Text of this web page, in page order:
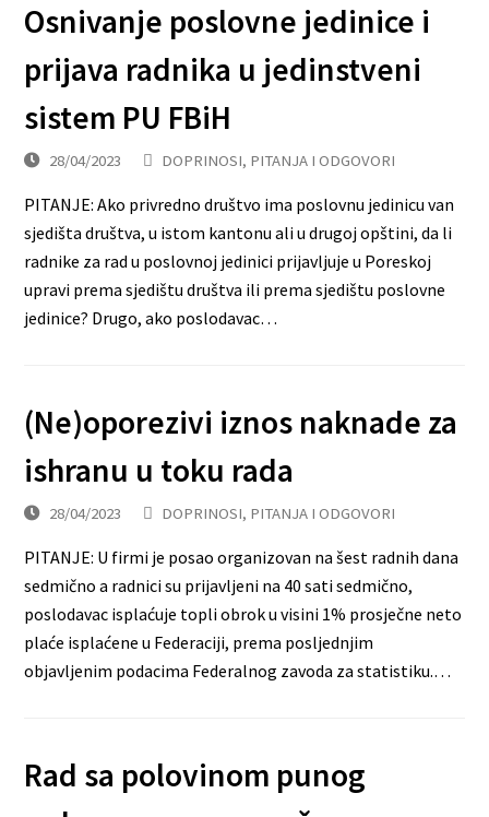
Osnivanje poslovne jedinice i
prijava radnika u jedinstveni
sistem PU FBiH
28/04/2023 DOPRINOSI, PITANJA I ODGOVORI
PITANJE: Ako privredno društvo ima poslovnu jedinicu van
sjedišta društva, u istom kantonu ali u drugoj opštini, da li
radnike za rad u poslovnoj jedinici prijavljuje u Poreskoj
upravi prema sjedištu društva ili prema sjedištu poslovne
jedinice? Drugo, ako poslodavac…
(Ne)oporezivi iznos naknade za
ishranu u toku rada
28/04/2023 DOPRINOSI, PITANJA I ODGOVORI
PITANJE: U firmi je posao organizovan na šest radnih dana
sedmično a radnici su prijavljeni na 40 sati sedmično,
poslodavac isplaćuje topli obrok u visini 1% prosječne neto
plaće isplaćene u Federaciji, prema posljednjim
objavljenim podacima Federalnog zavoda za statistiku.…
Rad sa polovinom punog